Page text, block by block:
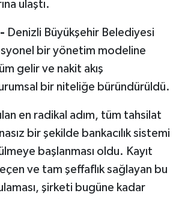
ulaştı.
Denizli Büyükşehir Belediyesi
bir yönetim modeline
gelir ve nakit akış
bir niteliğe büründürüldü.
en radikal adım, tüm tahsilat
bir şekilde bankacılık sistemi
başlanması oldu. Kayıt
ve tam şeffaflık sağlayan bu
şirketi bugüne kadar